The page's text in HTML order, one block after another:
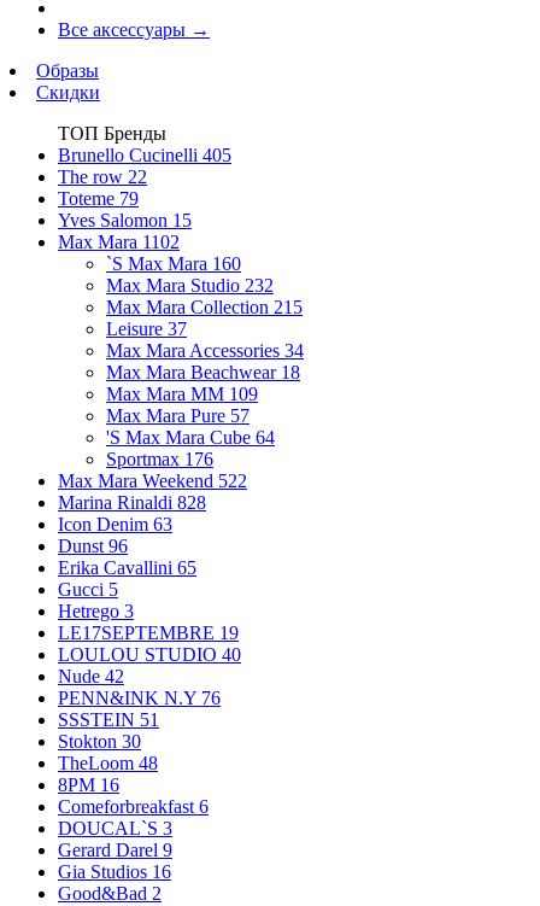
Все аксессуары →
Образы
Скидки
ТОП Бренды
Brunello Cucinelli 405
The row 22
Toteme 79
Yves Salomon 15
Max Mara 1102
`S Max Mara 160
Max Mara Studio 232
Max Mara Collection 215
Leisure 37
Max Mara Accessories 34
Max Mara Beachwear 18
Max Mara MM 109
Max Mara Pure 57
'S Max Mara Cube 64
Sportmax 176
Max Mara Weekend 522
Marina Rinaldi 828
Icon Denim 63
Dunst 96
Erika Cavallini 65
Gucci 5
Hetrego 3
LE17SEPTEMBRE 19
LOULOU STUDIO 40
Nude 42
PENN&INK N.Y 76
SSSTEIN 51
Stokton 30
TheLoom 48
8PM 16
Comeforbreakfast 6
DOUCAL`S 3
Gerard Darel 9
Gia Studios 16
Good&Bad 2